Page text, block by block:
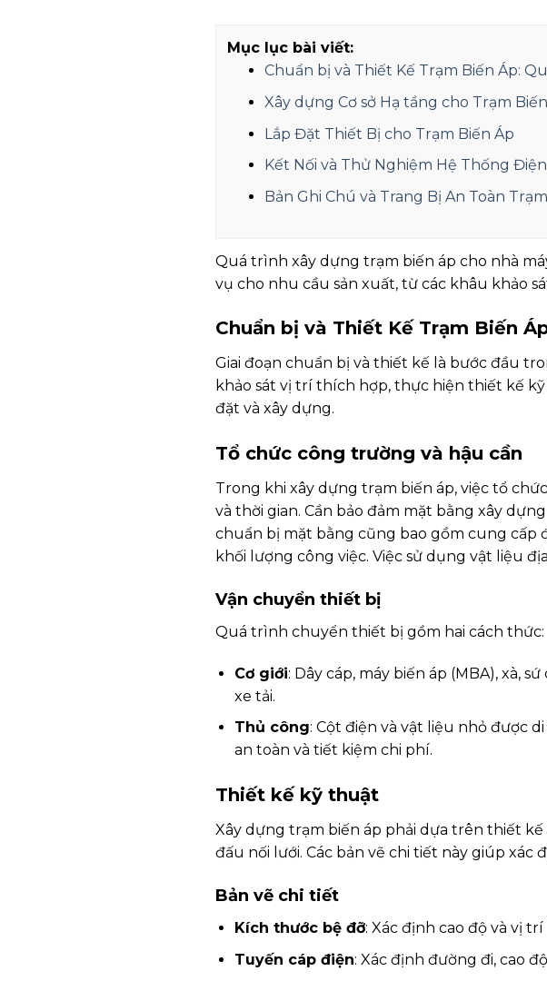
Mục lục bài viết:
Chuẩn bị và Thiết Kế Trạm Biến Áp:
Xây dựng Cơ sở Hạ tầng cho Trạm
Lắp Đặt Thiết Bị cho Trạm Biến Áp
Kết Nối và Thử Nghiệm Hệ Thống Điện
Bản Ghi Chú và Trang Bị An Toàn
Quá trình xây dựng trạm biến áp cho nhà
vụ cho nhu cầu sản xuất, từ các khâu khảo
Chuẩn bị và Thiết Kế Trạm Biến
Giai đoạn chuẩn bị và thiết kế là bước đầu
khảo sát vị trí thích hợp, thực hiện thiết kế
đặt và xây dựng.
Tổ chức công trường và hậu cần
Trong khi xây dựng trạm biến áp, việc tổ
và thời gian. Cần bảo đảm mặt bằng xây
chuẩn bị mặt bằng cũng bao gồm cung cấp
khối lượng công việc. Việc sử dụng vật liệu
Vận chuyển thiết bị
Quá trình chuyển thiết bị gồm hai cách thức:
Cơ giới: Dây cáp, máy biến áp (MBA), xà,
xe tải.
Thủ công: Cột điện và vật liệu nhỏ được
an toàn và tiết kiệm chi phí.
Thiết kế kỹ thuật
Xây dựng trạm biến áp phải dựa trên thiết
đấu nối lưới. Các bản vẽ chi tiết này giúp
Bản vẽ chi tiết
Kích thước bệ đỡ: Xác định cao độ và vị
Tuyến cáp điện: Xác định đường đi, cao